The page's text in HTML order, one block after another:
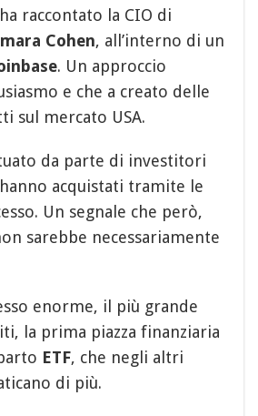
raccontato la CIO di
Cohen, all’interno di un
. Un approccio
e che a creato delle
sul mercato USA.
da parte di investitori
acquistati tramite le
Un segnale che però,
sarebbe necessariamente
enorme, il più grande
la prima piazza finanziaria
ETF, che negli altri
di più.